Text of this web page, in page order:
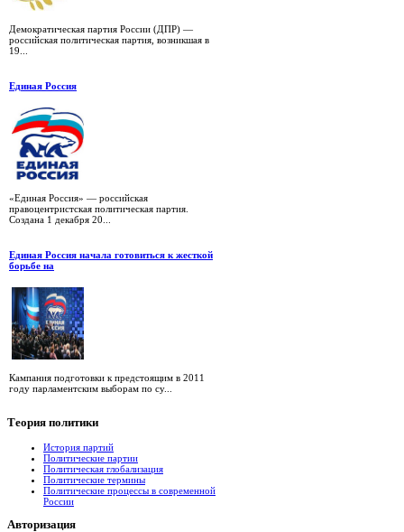
Демократическая партия России (ДПР) —
российская политическая партия, возникшая в
19...
Единая Россия
«Единая Россия» — российская
правоцентристская политическая партия.
Создана 1 декабря 20...
Единая Россия начала готовиться к жесткой
борьбе на
Кампания подготовки к предстоящим в 2011
году парламентским выборам по су...
Теория политики
История партий
Политические партии
Политическая глобализация
Политические термины
Политические процессы в современной
России
Авторизация